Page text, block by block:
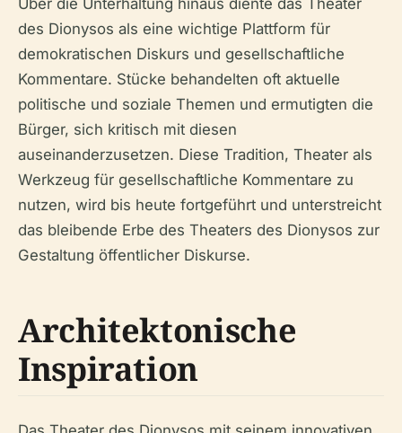
des Dionysos als eine wichtige Plattform für
demokratischen Diskurs und gesellschaftliche
Kommentare. Stücke behandelten oft aktuelle
politische und soziale Themen und ermutigten die
Bürger, sich kritisch mit diesen
auseinanderzusetzen. Diese Tradition, Theater als
Werkzeug für gesellschaftliche Kommentare zu
nutzen, wird bis heute fortgeführt und unterstreicht
das bleibende Erbe des Theaters des Dionysos zur
Gestaltung öffentlicher Diskurse.
Architektonische
Inspiration